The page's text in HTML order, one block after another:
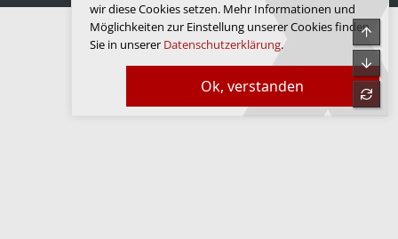
Ok, verstanden
wir diese Cookies setzen. Mehr Informationen und
Möglichkeiten zur Einstellung unserer Cookies finden
Sie in unserer Datenschutzerklärung.